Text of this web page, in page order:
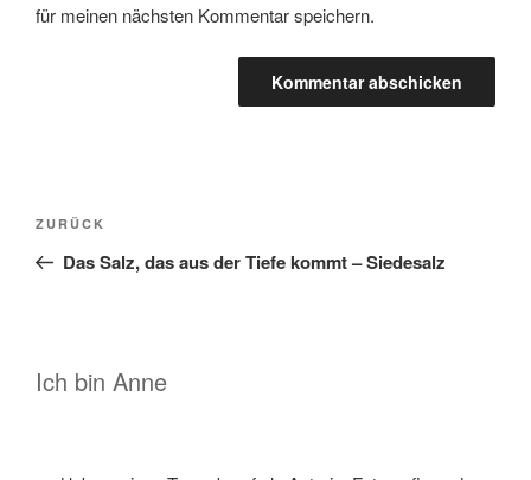
für meinen nächsten Kommentar speichern.
Beitragsnavigation
Vorheriger
Beitrag
ZURÜCK
Das Salz, das aus der Tiefe kommt – Siedesalz
Ich bin Anne